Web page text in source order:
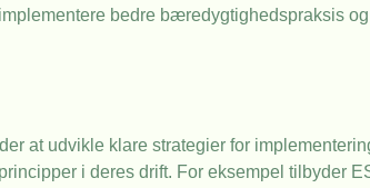
bedre bæredygtighedspraksis
at udvikle klare strategier for
i deres drift. For eksempel tilbyder